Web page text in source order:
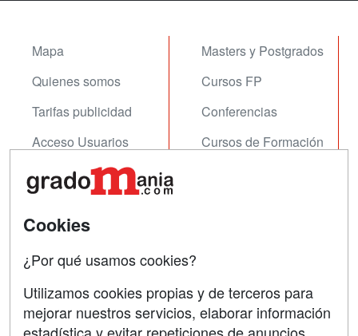
Mapa
Quienes somos
Tarifas publicidad
Acceso Usuarios
Acceso Centros
Masters y Postgrados
Cursos FP
Conferencias
Cursos de Formación
Contactar
Copyleft
Cookies
¿Por qué usamos cookies?
Utilizamos cookies propias y de terceros para
mejorar nuestros servicios, elaborar información